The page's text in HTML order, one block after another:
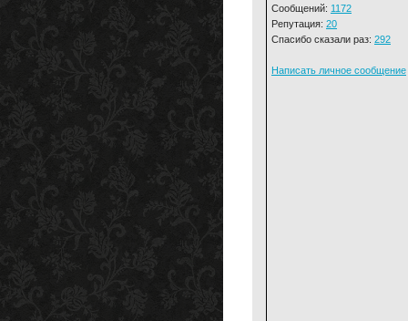
Сообщений: 1172
Репутация: 20
Спасибо сказали раз: 292
Написать личное сообщение